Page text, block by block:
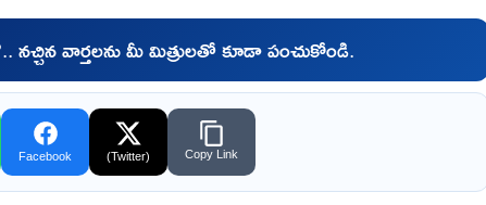
నచ్చిన వార్తలను మీ మిత్రులతో కూడా పంచుకోండి.
Facebook (Twitter) Copy Link